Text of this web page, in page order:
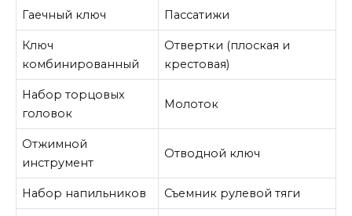
Гаечный ключ Пассатижи
Ключ
комбинированный
Отвертки (плоская и
крестовая)
Набор торцовых
головок
Молоток
Отжимной
инструмент
Отводной ключ
Набор напильников Съемник рулевой тяги